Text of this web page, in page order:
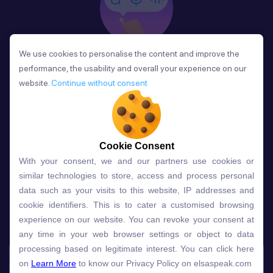
Phản Hồi
Sau mỗi bài học, người học nhận phản hồi về phát
âm và ngữ pháp ngay lập tức, giúp cải thiện kỹ năng
và tiến bộ nhanh chóng.
Lựa chọn gói học ELSA dành
cho bạn
Gói học Free Premium
Speech Analyzer
We use cookies to personalise the content and improve the
performance, the usability and overall your experience on our
website. Continue without consent
Cookie Consent
With your consent, we and our partners use cookies or
similar technologies to store, access and process personal
data such as your visits to this website, IP addresses and
cookie identifiers. This is to cater a customised browsing
experience on our website. You can revoke your consent at
any time in your web browser settings or object to data
processing based on legitimate interest. You can click here
on Learn More to know our Privacy Policy on elsaspeak.com
We use cookies to personalise the content and improve the
performance, the usability and overall your experience on our
website. Continue without consent
Cookie Consent
With your consent, we and our partners use cookies or
similar technologies to store, access and process personal
data such as your visits to this website, IP addresses and
cookie identifiers. This is to cater a customised browsing
experience on our website. You can revoke your consent at
any time in your web browser settings or object to data
processing based on legitimate interest. You can click here
on Learn More to know our Privacy Policy on elsaspeak.com